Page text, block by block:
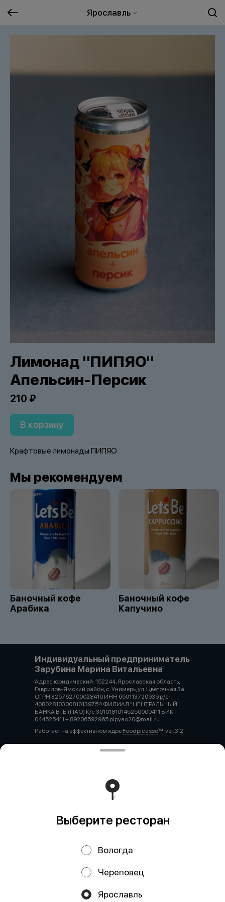
Ярославль
Лимонад "ПИПЯО"
Апельсин-Персик
210 ₽
В корзину
Крафтовые лимонады ПИПЯО
Мы рекомендуем
Баночный кофе
Арабика
Баночный кофе
Капучино
Индивидуальный предприниматель
Зарубина Марина Витальевна
Адрес юридический: 152244, Ярославская область,
Гаврилов-Ямский район, с. Унимерь, ул. Цветочная 3а
ОГРН 325762700028416 ИНН 650113720939 р/с-
40802810300810139754 ФИЛИАЛ "ЦЕНТРАЛЬНЫЙ"
БАНКА ВТБ (ПАО) К/с 30101810145250000411 БИК
044525411 + 89206592965 pipyao20@mail.ru
Работает на эффективном ядре Foodpicássover. 3.2
Политика конфиденциальности
Публичная оферта
Выберите ресторан
Вологда
Череповец
Ярославль